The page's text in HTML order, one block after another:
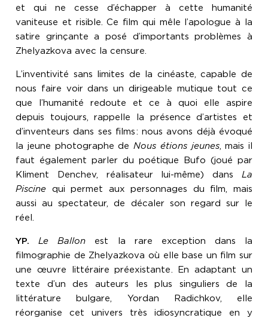
et qui ne cesse d’échapper à cette humanité
vaniteuse et risible. Ce film qui mêle l’apologue à la
satire grinçante a posé d’importants problèmes à
Zhelyazkova avec la censure.
L’inventivité sans limites de la cinéaste, capable de
nous faire voir dans un dirigeable mutique tout ce
que l’humanité redoute et ce à quoi elle aspire
depuis toujours, rappelle la présence d’artistes et
d’inventeurs dans ses films: nous avons déjà évoqué
la jeune photographe de Nous étions jeunes, mais il
faut également parler du poétique Bufo (joué par
Kliment Denchev, réalisateur lui-même) dans La
Piscine qui permet aux personnages du film, mais
aussi au spectateur, de décaler son regard sur le
réel.
YP. Le Ballon est la rare exception dans la
filmographie de Zhelyazkova où elle base un film sur
une œuvre littéraire préexistante. En adaptant un
texte d’un des auteurs les plus singuliers de la
littérature bulgare, Yordan Radichkov, elle
réorganise cet univers très idiosyncratique en y